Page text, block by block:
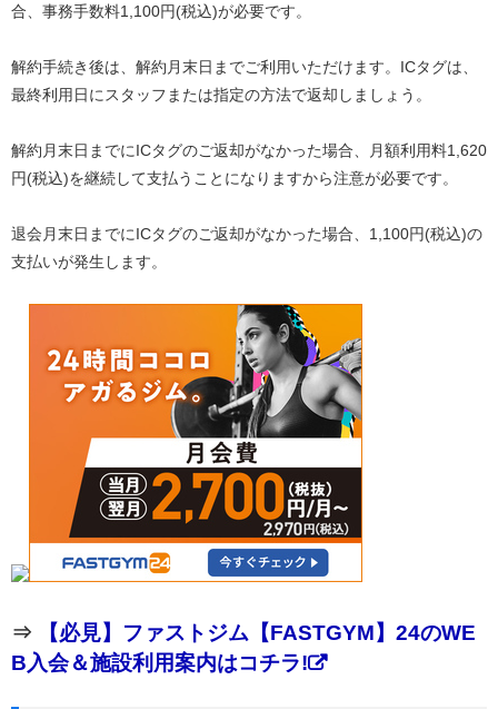
合、事務手数料1,100円(税込)が必要です。
解約手続き後は、解約月末日までご利用いただけます。ICタグは、
最終利用日にスタッフまたは指定の方法で返却しましょう。
解約月末日までにICタグのご返却がなかった場合、月額利用料1,620
円(税込)を継続して支払うことになりますから注意が必要です。
退会月末日までにICタグのご返却がなかった場合、1,100円(税込)の
支払いが発生します。
⇒
【必見】ファストジム【FASTGYM】24のWE
B入会＆施設利用案内はコチラ!